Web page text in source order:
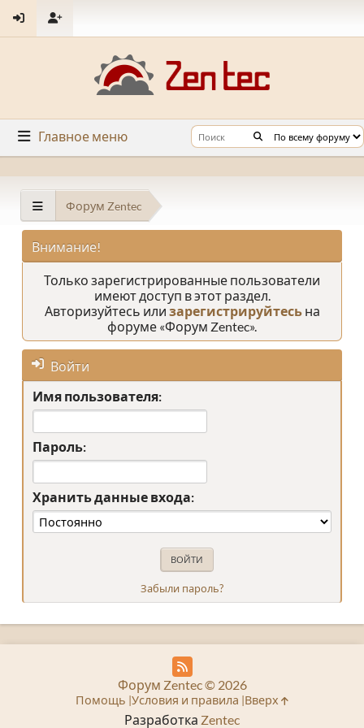
Главное меню
Форум Zentec
Внимание!
Только зарегистрированные пользователи
имеют доступ в этот раздел.
Авторизуйтесь или зарегистрируйтесьна
форуме «Форум Zentec».
Войти
Имя пользователя:
Пароль:
Хранить данные входа:
Забыли пароль?
Разработка Zentec
Форум Zentec © 2026
Помощь Условия и правила Вверх